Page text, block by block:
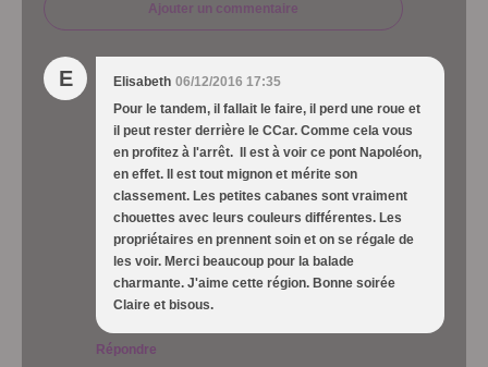
Ajouter un commentaire
E Elisabeth 06/12/2016 17:35
Pour le tandem, il fallait le faire, il perd une roue et
il peut rester derrière le CCar. Comme cela vous
en profitez à l'arrêt. Il est à voir ce pont Napoléon,
en effet. Il est tout mignon et mérite son
classement. Les petites cabanes sont vraiment
chouettes avec leurs couleurs différentes. Les
propriétaires en prennent soin et on se régale de
les voir. Merci beaucoup pour la balade
charmante. J'aime cette région. Bonne soirée
Claire et bisous.
Répondre